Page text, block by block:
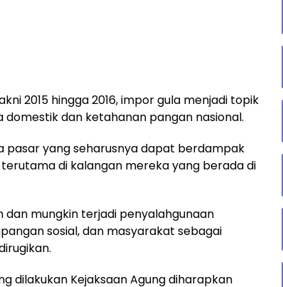
2015 hingga 2016, impor gula menjadi topik
dan ketahanan pangan nasional.
pasar yang seharusnya dapat berdampak
di kalangan mereka yang berada di
mungkin terjadi penyalahgunaan
sosial, dan masyarakat sebagai
dilakukan Kejaksaan Agung diharapkan